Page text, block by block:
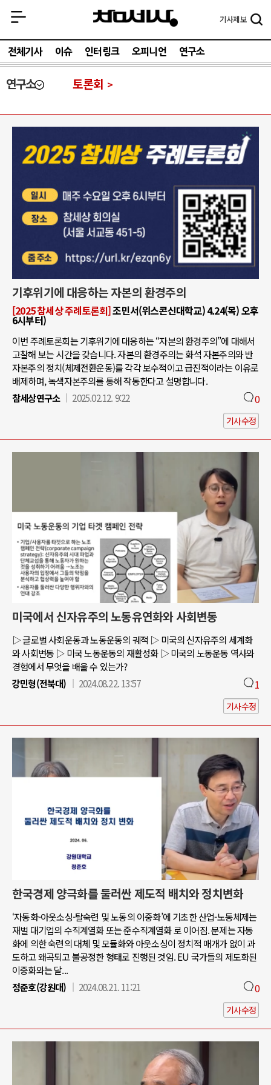
기사제보
전체기사 이슈 인터링크 오피니언 연구소
연구소 토론회
기후위기에 대응하는 자본의 환경주의
[2025 참세상 주례토론회]조민서(위스콘신대학교) 4.24(목) 오후
6시부터)
이번 주례토론회는 기후위기에 대응하는 “자본의 환경주의”에 대해서
고찰해 보는 시간을 갖습니다. 자본의 환경주의는 화석 자본주의와 반
자본주의 정치(체제전환운동)를 각각 보수적이고 급진적이라는 이유로
배제하며, 녹색자본주의를 통해 작동한다고 설명합니다.
참세상연구소
2025.02.12. 9:22 0
기사수정
미국에서 신자유주의 노동유연화와 사회변동
▷ 글로벌 사회운동과 노동운동의 궤적 ▷ 미국의 신자유주의 세계화
와 사회변동 ▷ 미국 노동운동의 재활성화 ▷ 미국의 노동운동 역사와
경험에서 무엇을 배울 수 있는가?
강민형(전북대)
2024.08.22. 13:57 1
기사수정
한국경제 양극화를 둘러싼 제도적 배치와 정치변화
‘자동화-아웃소싱-탈숙련 및 노동의 이중화’에 기초한 산업-노동체제는
재벌 대기업의 수직계열화 또는 준수직계열화 로 이어짐. 문제는 자동
화에 의한 숙련의 대체 및 모듈화와 아웃소싱이 정치적 매개가 없이 과
도하고 왜곡되고 불공정한 형태로 진행된 것임. EU 국가들의 제도화된
이중화와는 달...
정준호(강원대)
2024.08.21. 11:21 0
기사수정